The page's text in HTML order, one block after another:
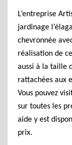
L’entreprise
jardinage
chevronnée
réalisation de
aussi à la taille
rattachées aux
Vous pouvez
sur toutes les
aide y est
prix.